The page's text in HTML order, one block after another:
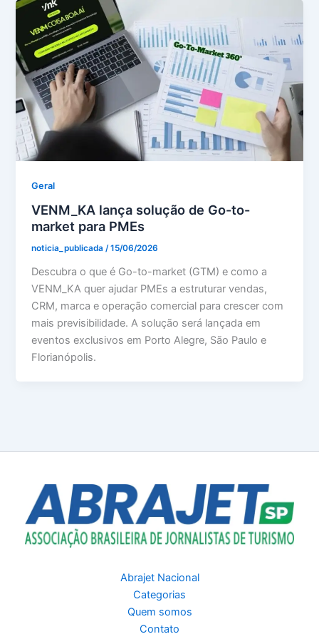
Geral
VENM_KA lança solução de Go-to-
market para PMEs
noticia_publicada/15/06/2026
Descubra o que é Go-to-market (GTM) e como a
VENM_KA quer ajudar PMEs a estruturar vendas,
CRM, marca e operação comercial para crescer com
mais previsibilidade. A solução será lançada em
eventos exclusivos em Porto Alegre, São Paulo e
Florianópolis.
Abrajet Nacional
Categorias
Quem somos
Contato